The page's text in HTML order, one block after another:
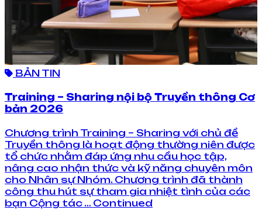
BẢN TIN
Training – Sharing nội bộ Truyền thông Cơ
bản 2026
Chương trình Training – Sharing với chủ đề
Truyền thông là hoạt động thường niên được
tổ chức nhằm đáp ứng nhu cầu học tập,
nâng cao nhận thức và kỹ năng chuyên môn
cho Nhân sự Nhóm. Chương trình đã thành
công thu hút sự tham gia nhiệt tình của các
bạn Cộng tác … Continued